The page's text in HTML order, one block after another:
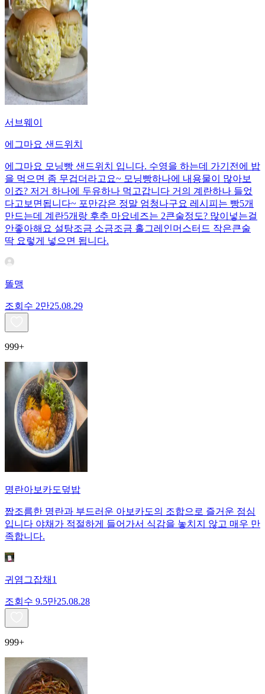
서브웨이
에그마요 샌드위치
에그마요 모닝빵 샌드위치 입니다. 수영을 하는데 가기전에 밥
을 먹으면 좀 무겁더라고요~ 모닝빵하나에 내용물이 많아보
이죠? 저거 하나에 두유하나 먹고갑니다 거의 계란하나 들었
다고보면됩니다~ 포만감은 정말 엄청나구요 레시피는 빵5개
만드는데 계란5개랑 후추 마요네즈는 2큰술정도? 많이넣는걸
안좋아해요 설탕조금 소금조금 홀그레인머스터드 작은큰술
딱 요렇게 넣으면 됩니다.
똘맹
조회수 2만25.08.29
999+
명란아보카도덮밥
짭조름한 명란과 부드러운 아보카도의 조합으로 즐거운 점심
입니다 야채가 적절하게 들어가서 식감을 놓치지 않고 매우 만
족합니다.
귀염그잡채1
조회수 9.5만25.08.28
999+